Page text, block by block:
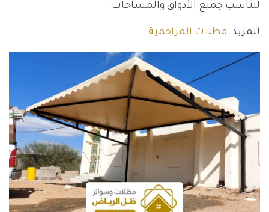
لتناسب جميع الأذواق والمساحات.
للمزيد: مظلات المزاحمية